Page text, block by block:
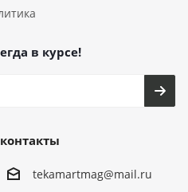
в курсе!
tekamartmag@mail.ru